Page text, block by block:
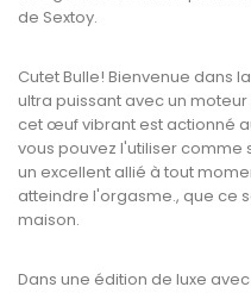
de Sextoy.
Cutet Bulle! Bienvenue dans
ultra puissant avec un
cet œuf vibrant est actionné
vous pouvez l'utiliser
un excellent allié à tout
atteindre l'orgasme., que ce
maison.
Dans une édition de luxe